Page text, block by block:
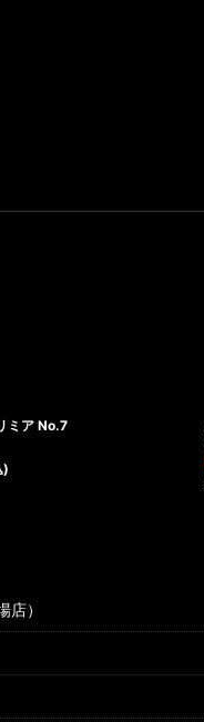
ミア No.7
)
）